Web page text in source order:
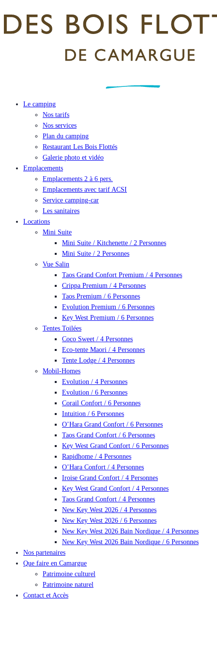
Le camping
Nos tarifs
Nos services
Plan du camping
Restaurant Les Bois Flottés
Galerie photo et vidéo
Emplacements
Emplacements 2 à 6 pers.
Emplacements avec tarif ACSI
Service camping-car
Les sanitaires
Locations
Mini Suite
Mini Suite / Kitchenette / 2 Personnes
Mini Suite / 2 Personnes
Vue Salin
Taos Grand Confort Premium / 4 Personnes
Crippa Premium / 4 Personnes
Taos Premium / 6 Personnes
Evolution Premium / 6 Personnes
Key West Premium / 6 Personnes
Tentes Toilées
Coco Sweet / 4 Personnes
Eco-tente Maori / 4 Personnes
Tente Lodge / 4 Personnes
Mobil-Homes
Evolution / 4 Personnes
Evolution / 6 Personnes
Corail Confort / 6 Personnes
Intuition / 6 Personnes
O’Hara Grand Confort / 6 Personnes
Taos Grand Confort / 6 Personnes
Key West Grand Confort / 6 Personnes
Rapidhome / 4 Personnes
O’Hara Confort / 4 Personnes
Iroise Grand Confort / 4 Personnes
Key West Grand Confort / 4 Personnes
Taos Grand Confort / 4 Personnes
New Key West 2026 / 4 Personnes
New Key West 2026 / 6 Personnes
New Key West 2026 Bain Nordique / 4 Personnes
New Key West 2026 Bain Nordique / 6 Personnes
Nos partenaires
Que faire en Camargue
Patrimoine culturel
Patrimoine naturel
Contact et Accès